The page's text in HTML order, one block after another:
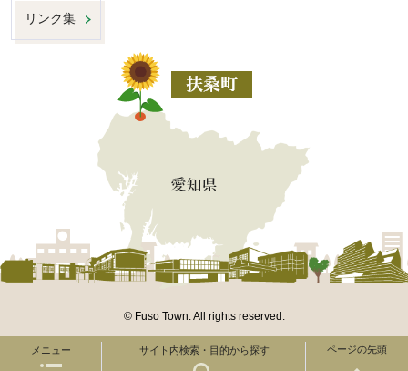
メニュー サイト内検索・目的から探す ページの先頭
リンク集
© Fuso Town. All rights reserved.